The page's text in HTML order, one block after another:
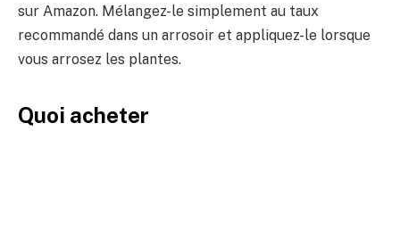
sur Amazon. Mélangez-le simplement au taux
recommandé dans un arrosoir et appliquez-le lorsque
vous arrosez les plantes.
Quoi acheter